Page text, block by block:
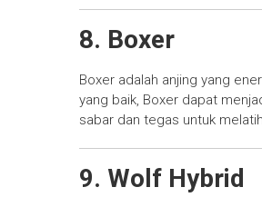
8. Boxer
Boxer adalah anjing yang
yang baik, Boxer dapat
sabar dan tegas untuk
9. Wolf Hybrid